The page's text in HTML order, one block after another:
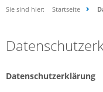
Sie sind hier: Startseite
Datenschutzerklärung